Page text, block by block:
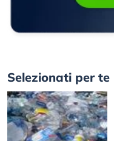
Selezionati per te